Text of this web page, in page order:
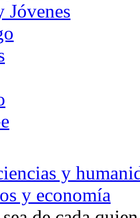
Jóvenes
y
y economía